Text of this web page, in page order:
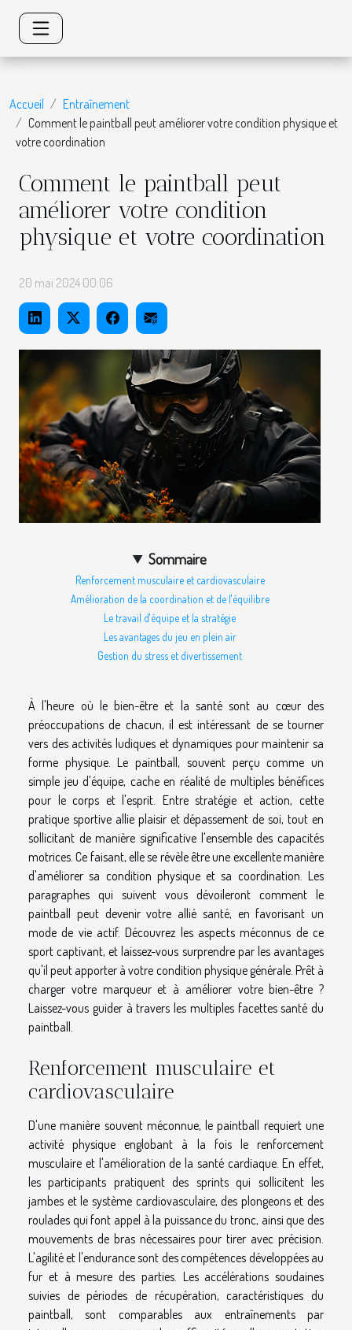
Accueil
Entraînement
Comment le paintball peut améliorer votre condition physique et
votre coordination
Comment le paintball peut
améliorer votre condition
physique et votre coordination
20 mai 2024 00:06
Sommaire
Renforcement musculaire et cardiovasculaire
Amélioration de la coordination et de l'équilibre
Le travail d'équipe et la stratégie
Les avantages du jeu en plein air
Gestion du stress et divertissement
À l'heure où le bien-être et la santé sont au cœur des
préoccupations de chacun, il est intéressant de se tourner
vers des activités ludiques et dynamiques pour maintenir sa
forme physique. Le paintball, souvent perçu comme un
simple jeu d'équipe, cache en réalité de multiples bénéfices
pour le corps et l'esprit. Entre stratégie et action, cette
pratique sportive allie plaisir et dépassement de soi, tout en
sollicitant de manière significative l'ensemble des capacités
motrices. Ce faisant, elle se révèle être une excellente manière
d'améliorer sa condition physique et sa coordination. Les
paragraphes qui suivent vous dévoileront comment le
paintball peut devenir votre allié santé, en favorisant un
mode de vie actif. Découvrez les aspects méconnus de ce
sport captivant, et laissez-vous surprendre par les avantages
qu'il peut apporter à votre condition physique générale. Prêt à
charger votre marqueur et à améliorer votre bien-être ?
Laissez-vous guider à travers les multiples facettes santé du
paintball.
Renforcement musculaire et
cardiovasculaire
D'une manière souvent méconnue, le paintball requiert une
activité physique englobant à la fois le renforcement
musculaire et l'amélioration de la santé cardiaque. En effet,
les participants pratiquent des sprints qui sollicitent les
jambes et le système cardiovasculaire, des plongeons et des
roulades qui font appel à la puissance du tronc, ainsi que des
mouvements de bras nécessaires pour tirer avec précision.
L'agilité et l'endurance sont des compétences développées au
fur et à mesure des parties. Les accélérations soudaines
suivies de périodes de récupération, caractéristiques du
paintball, sont comparables aux entraînements par